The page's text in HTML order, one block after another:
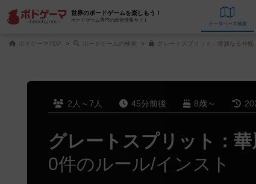
世界のボードゲームを楽しもう！
ボードゲーム専門の総合情報サイト
データベ
ボドゲーマTOP ボードゲームの検索 グレートスプリット：華麗なる分配
2人～7人 45分前後 8歳～
グレートスプリット：
0件のルール/インスト